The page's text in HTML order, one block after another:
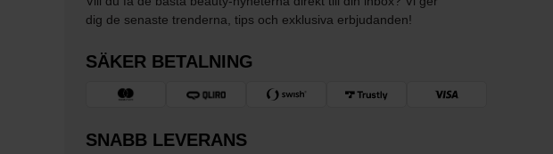
dig de senaste trenderna, tips och exklusiva erbjudanden!
SÄKER BETALNING
SNABB LEVERANS